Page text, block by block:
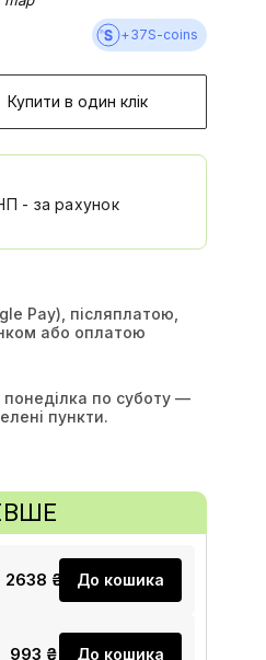
+37S-coins
Купити в один клік
- за рахунок
Pay), післяплатою,
або оплатою
по суботу —
пункти.
2638 ₴ До кошика
993 ₴ До кошика